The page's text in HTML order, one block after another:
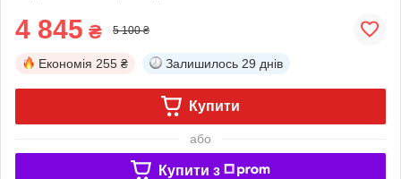
4 845 ₴ 5 100 ₴
Економія 255 ₴ Залишилось 29 днів
Купити
або
Купити з